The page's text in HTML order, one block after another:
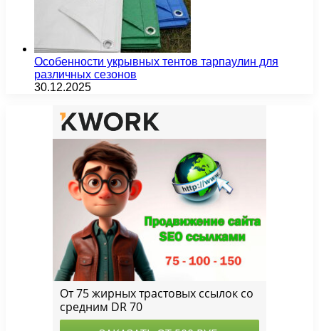
Особенности укрывных тентов тарпаулин для
различных сезонов
30.12.2025